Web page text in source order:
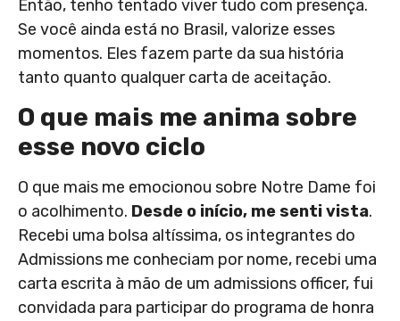
Então, tenho tentado viver tudo com presença.
Se você ainda está no Brasil, valorize esses
momentos. Eles fazem parte da sua história
tanto quanto qualquer carta de aceitação.
O que mais me anima sobre
esse novo ciclo
O que mais me emocionou sobre Notre Dame foi
o acolhimento. Desde o início, me senti vista.
Recebi uma bolsa altíssima, os integrantes do
Admissions me conheciam por nome, recebi uma
carta escrita à mão de um admissions officer, fui
convidada para participar do programa de honra